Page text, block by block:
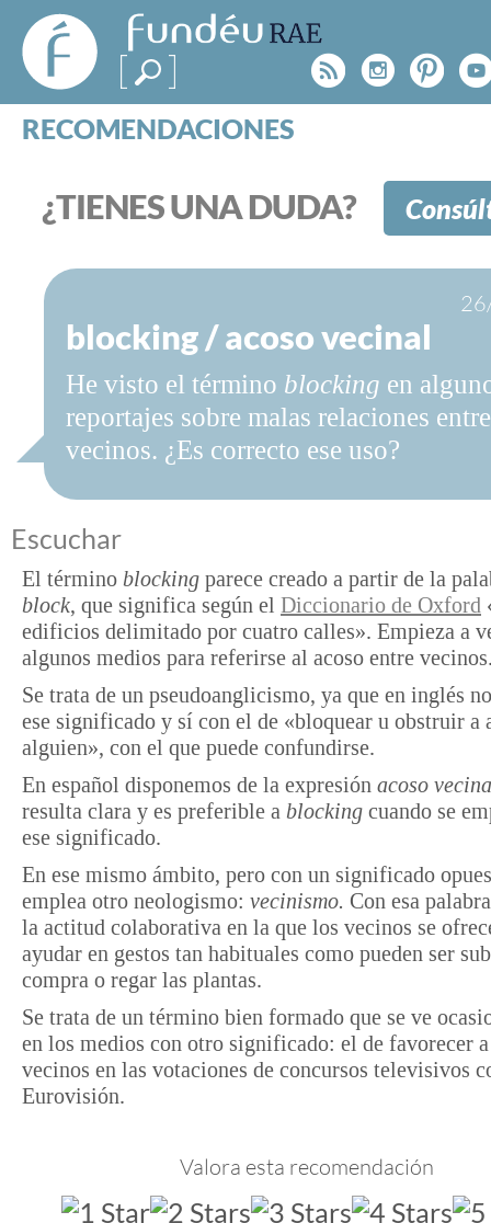
FundéuRAE
- Fundación
del Español
Urgente
Rss
RECOMENDACIONES
CATEGORÍAS
ESPECIALES
BLOG
NOTICIAS
SOBRE LA FUNDÉURAE
FundéuRAE es una fundación patrocinada por la
y la Real Academia Española, cuyo objetivo es
el buen uso del español en los medios de
Internet.
¿TIENES UNA DUDA?
blocking / acoso vecinal
He visto el término blocking en
reportajes sobre malas relaciones
vecinos. ¿Es correcto ese uso?
Escuchar
El término blocking parece creado a partir de la
block, que significa según el Diccionario de Oxford
edificios delimitado por cuatro calles». Empieza a
algunos medios para referirse al acoso entre
Se trata de un pseudoanglicismo, ya que en inglés
ese significado y sí con el de «bloquear u obstruir a
alguien», con el que puede confundirse.
En español disponemos de la expresión acoso
resulta clara y es preferible a blocking cuando se
ese significado.
En ese mismo ámbito, pero con un significado
emplea otro neologismo: vecinismo. Con esa
la actitud colaborativa en la que los vecinos se
ayudar en gestos tan habituales como pueden ser
compra o regar las plantas.
Se trata de un término bien formado que se ve
en los medios con otro significado: el de favorecer
vecinos en las votaciones de concursos televisivos
Eurovisión.
Valora esta recomendación